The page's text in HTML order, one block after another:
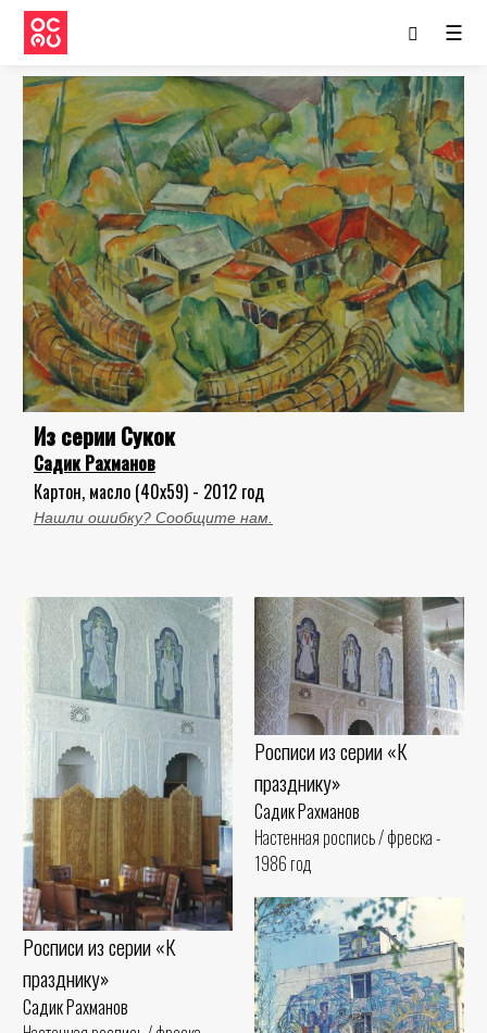
☰
Из серии Сукок
Садик Рахманов
Картон, масло (40x59) - 2012 год
Нашли ошибку? Сообщите нам.
Росписи из серии «К
празднику»
Садик Рахманов
Росписи из серии «К
празднику»
Садик Рахманов
Настенная роспись / фреска -
1986 год